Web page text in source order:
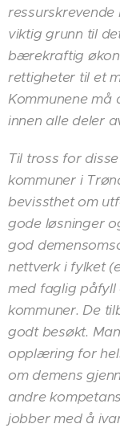
viktig grunn til
bærekraftig
rettigheter til et
Kommunene må
innen alle deler
Til tross for
kommuner i
bevissthet om
gode løsninger
god
nettverk i fylket
med faglig
kommuner. De
godt besøkt.
opplæring for
om demens
andre
jobber med å